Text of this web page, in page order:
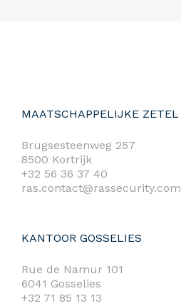
MAATSCHAPPELIJKE ZETEL
Brugsesteenweg 257
8500 Kortrijk
+32 56 36 37 40
ras.contact@rassecurity.com
KANTOOR GOSSELIES
Rue de Namur 101
6041 Gosselies
+32 71 85 13 13